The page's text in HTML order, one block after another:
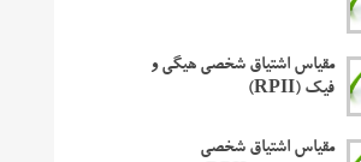
مقیاس اشتیاق شخصی هیگی و
فیک (RPII)
مقیاس اشتیاق شخصی